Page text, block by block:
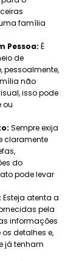
família
Pessoa: É
de
pessoalmente,
não
isso pode
ou
Sempre exija
claramente
do
pode levar
Esteja atenta a
pela
informações
detalhes e,
já tenham